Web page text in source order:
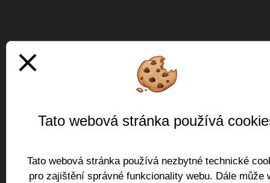
close
Tato webová stránka používá
Tato webová stránka používá nezbytné technické
pro zajištění správné funkcionality webu. Dále může